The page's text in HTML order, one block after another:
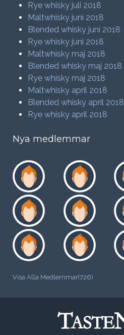
Rye whisky juli 2018
Maltwhisky juni 2018
Blended whisky juni 2018
Rye whisky juni 2018
Maltwhisky maj 2018
Blended whisky maj 2018
Rye whisky maj 2018
Maltwhisky april 2018
Blended whisky april 2018
Rye whisky april 2018
Nya medlemmar
Visa Alla Medlemmar(726)